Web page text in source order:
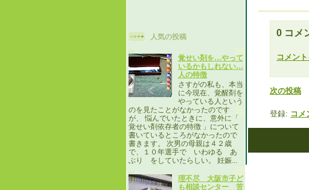
人気の投稿
覚せい剤を…やって
いるかもしれない…
人の特徴
さすがの私も、本当
に今現在、覚醒剤を
やっている人という
のを見たことがなかったのです
が、 悩んでいたときに、意外に「
覚せい剤依存者の特徴 」について
書いているところがなかったので
書きます。 次男の母親は４２歳
で、１０年選手で いわゆる あ
ぶり をしていたらしい。 妊娠...
理不尽 大阪市子ど
も相談センター 苦
0 コメ
コメン
次の投稿
登録: コメ